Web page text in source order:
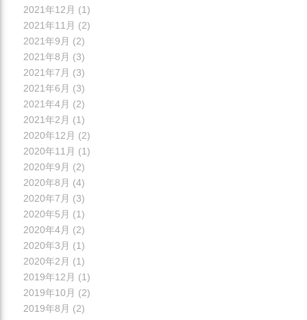
2021年12月 (1)
2021年11月 (2)
2021年9月 (2)
2021年8月 (3)
2021年7月 (3)
2021年6月 (3)
2021年4月 (2)
2021年2月 (1)
2020年12月 (2)
2020年11月 (1)
2020年9月 (2)
2020年8月 (4)
2020年7月 (3)
2020年5月 (1)
2020年4月 (2)
2020年3月 (1)
2020年2月 (1)
2019年12月 (1)
2019年10月 (2)
2019年8月 (2)